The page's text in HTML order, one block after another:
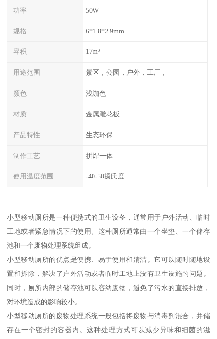
功率 50W
规格 6*1.8*2.9mm
容积 17m³
用途范围 景区，公园，户外，工厂，
颜色 浅咖色
材质 金属雕花板
产品特性 生态环保
制作工艺 拼焊一体
使用温度范围 -40-50摄氏度
小型移动厕所是一种便携式的卫生设备，通常用于户外活动、临时
工地或者紧急情况下的使用。这种厕所通常由一个坐垫、一个储存
池和一个废物处理系统组成。
小型移动厕所的优点是便携、易于使用和清洁。它可以随时随地设
置和拆除，解决了户外活动或者临时工地上没有卫生设施的问题。
同时，厕所内部的储存池可以容纳废物，避免了污水的直接排放，
对环境造成的影响较小。
小型移动厕所的废物处理系统一般包括将废物与消毒剂混合，并储
存在一个密封的容器内。这种处理方式可以减少异味和细菌的滋